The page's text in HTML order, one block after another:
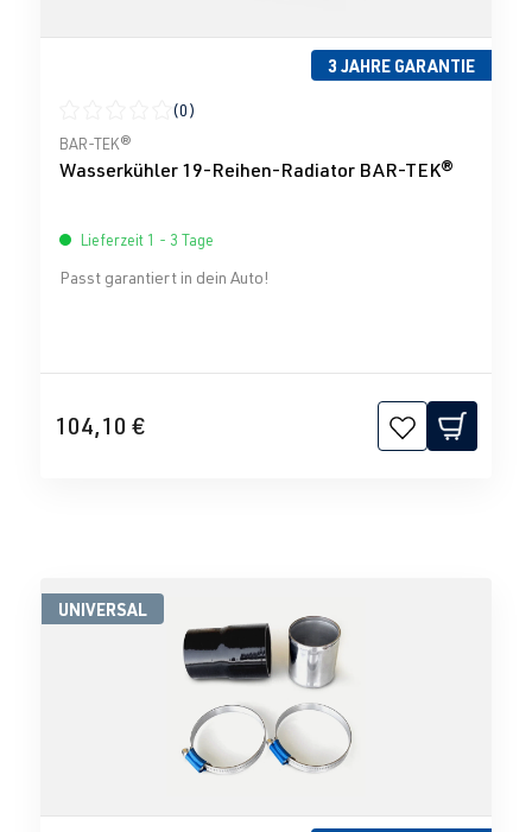
3 JAHRE GARANTIE
Durchschnittliche Bewertung von 0 von 5 Sternen
(0)
BAR-TEK®
Wasserkühler 19-Reihen-Radiator BAR-TEK®
Lieferzeit 1 - 3 Tage
Passt garantiert in dein Auto!
104,10 €
UNIVERSAL